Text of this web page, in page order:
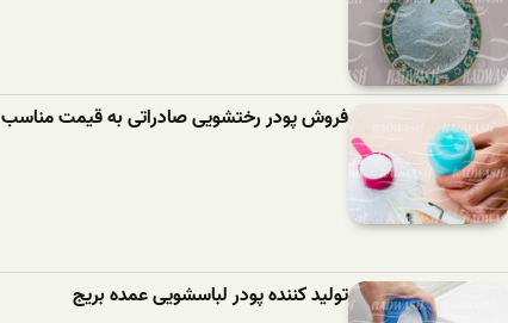
فروش پودر رختشویی صادراتی به قیمت مناسب
تولید کننده پودر لباسشویی عمده بریج